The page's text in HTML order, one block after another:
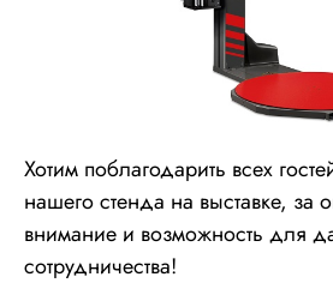
Хотим поблагодарить всех
нашего стенда на выставке, за
внимание и возможность для
сотрудничества!